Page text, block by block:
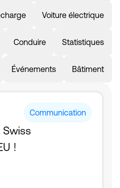
Voiture électrique
Conduire Statistiques
Événements Bâtiment
Communication
Swiss
!